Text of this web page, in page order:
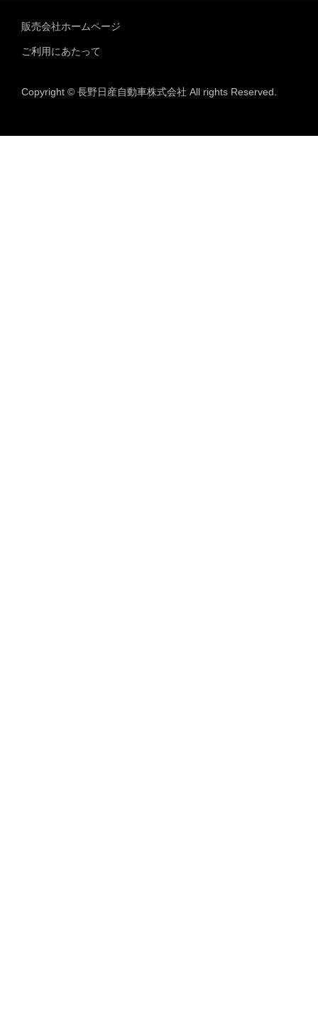
販売会社ホームページ
ご利用にあたって
Copyright © 長野日産自動車株式会社 All rights Reserved.